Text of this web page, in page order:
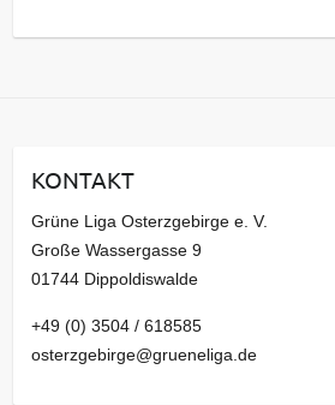
a
v
KONTAKT
Grüne Liga Osterzgebirge e. V.
Große Wassergasse 9
01744 Dippoldiswalde
+49 (0) 3504 / 618585
osterzgebirge@grueneliga.de